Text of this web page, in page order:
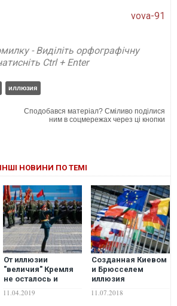
vova-91
- Виділіть орфографічну
Ctrl + Enter
иллюзия
Сподобався матеріал? Сміливо поділися
ним в соцмережах через ці кнопки
ІНШІ НОВИНИ ПО ТЕМІ
От иллюзии
"величия" Кремля
не осталось и
следа
11.04.2019
Созданная Киевом
и Брюсселем
иллюзия
"приближения
Украины к ЕС" не
11.07.2018